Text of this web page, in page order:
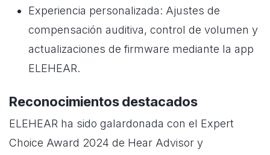
Experiencia personalizada: Ajustes de
compensación auditiva, control de volumen y
actualizaciones de firmware mediante la app
ELEHEAR.
Reconocimientos destacados
ELEHEAR ha sido galardonada con el Expert
Choice Award 2024 de Hear Advisor y